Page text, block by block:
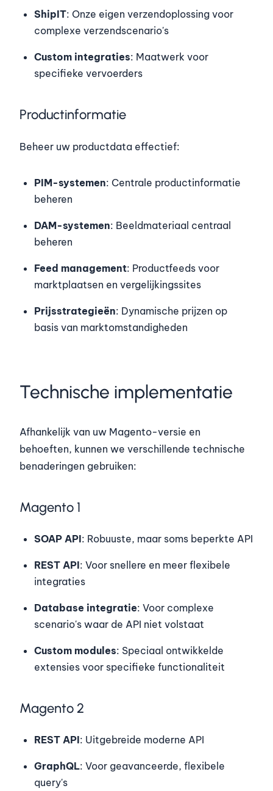
ShipIT: Onze eigen verzendoplossing voor
complexe verzendscenario's
Custom integraties: Maatwerk voor
specifieke vervoerders
Productinformatie
Beheer uw productdata effectief:
PIM-systemen: Centrale productinformatie
beheren
DAM-systemen: Beeldmateriaal centraal
beheren
Feed management: Productfeeds voor
marktplaatsen en vergelijkingssites
Prijsstrategieën: Dynamische prijzen op
basis van marktomstandigheden
Technische implementatie
Afhankelijk van uw Magento-versie en
behoeften, kunnen we verschillende technische
benaderingen gebruiken:
Magento 1
SOAP API: Robuuste, maar soms beperkte API
REST API: Voor snellere en meer flexibele
integraties
Database integratie: Voor complexe
scenario's waar de API niet volstaat
Custom modules: Speciaal ontwikkelde
extensies voor specifieke functionaliteit
Magento 2
REST API: Uitgebreide moderne API
GraphQL: Voor geavanceerde, flexibele
query's